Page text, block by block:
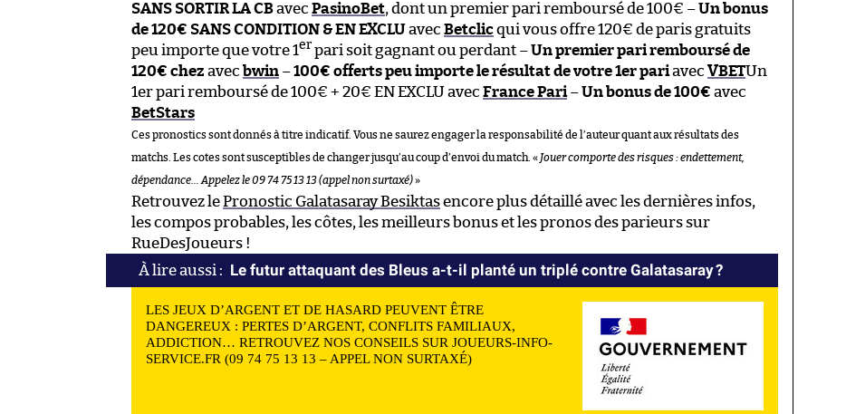
SANS SORTIR LA CBavec PasinoBet, dont un premier pari remboursé de 100€ –Un bonus
de 120€ SANS CONDITION & EN EXCLUavec Betclicqui vous offre 120€ de paris gratuits
peu importe que votre 1er pari soit gagnant ou perdant –Un premier pari remboursé de
120€ chez avec bwin –100€ offerts peu importe le résultat de votre 1er pariavec VBETUn
1er pari remboursé de 100€ + 20€ EN EXCLU avec France Pari–Un bonus de 100€ avec
BetStars
Ces pronostics sont donnés à titre indicatif. Vous ne saurez engager la responsabilité de l’auteur quant aux résultats des
matchs. Les cotes sont susceptibles de changer jusqu’au coup d’envoi du match. « Jouer comporte des risques : endettement,
dépendance… Appelez le 09 74 75 13 13 (appel non surtaxé)»
Retrouvez lePronostic Galatasaray Besiktasencore plus détaillé avec les dernières infos,
les compos probables, les côtes, les meilleurs bonus et les pronos des parieurs sur
RueDesJoueurs !
Le futur attaquant des Bleus a-t-il planté un triplé contre Galatasaray ?
LES JEUX D’ARGENT ET DE HASARD PEUVENT ÊTRE
DANGEREUX : PERTES D’ARGENT, CONFLITS FAMILIAUX,
ADDICTION… RETROUVEZ NOS CONSEILS SUR JOUEURS-INFO-
SERVICE.FR (09 74 75 13 13 – APPEL NON SURTAXÉ)